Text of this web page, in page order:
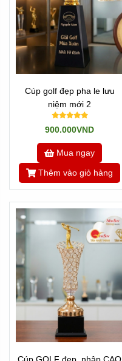
Cúp golf đẹp pha le lưu
niệm mới 2
900.000VND
Mua ngay
Thêm vào giỏ hàng